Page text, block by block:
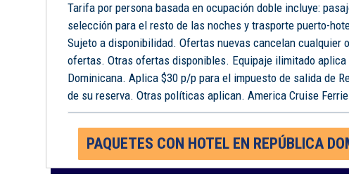
Tarifa por persona basada en ocupación doble incluye:
selección para el resto de las noches y trasporte puerto-
Sujeto a disponibilidad. Ofertas nuevas cancelan
ofertas. Otras ofertas disponibles. Equipaje ilimitado
Dominicana. Aplica $30 p/p para el impuesto de salida de
de su reserva. Otras políticas aplican. America Cruise
PAQUETES CON HOTEL EN REPÚBLICA